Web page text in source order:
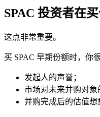
SPAC 投资者在买
这点非常重要。
买 SPAC 早期份额时，你
发起人的声誉；
市场对未来并购对象
并购完成后的估值想